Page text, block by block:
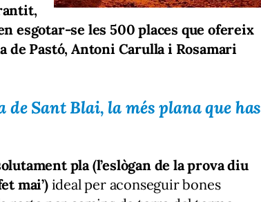
esgotar-se les 500 places que ofereix
de Pastó, Antoni Carulla i Rosamari
de Sant Blai, la més plana que has
pla (l’eslògan de la prova diu
mai’)ideal per aconseguir bones